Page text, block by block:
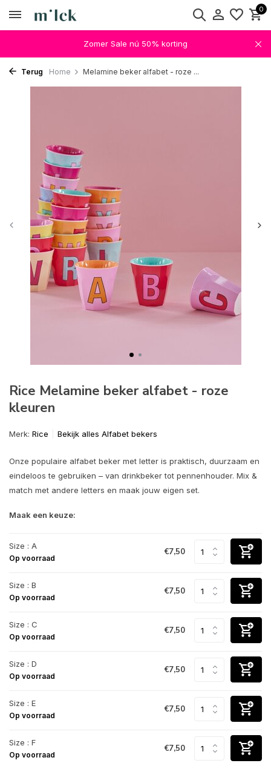
0
Zomer Sale nú 50% korting
Terug Home Melamine beker alfabet - roze ...
Rice Melamine beker alfabet - roze
kleuren
Merk: Rice Bekijk alles Alfabet bekers
Onze populaire alfabet beker met letter is praktisch, duurzaam en
eindeloos te gebruiken – van drinkbeker tot pennenhouder. Mix &
match met andere letters en maak jouw eigen set.
Maak een keuze:
Size : A
Op voorraad
€7,50
Size : B
Op voorraad
€7,50
Size : C
Op voorraad
€7,50
Size : D
Op voorraad
€7,50
Size : E
Op voorraad
€7,50
Size : F
Op voorraad
€7,50